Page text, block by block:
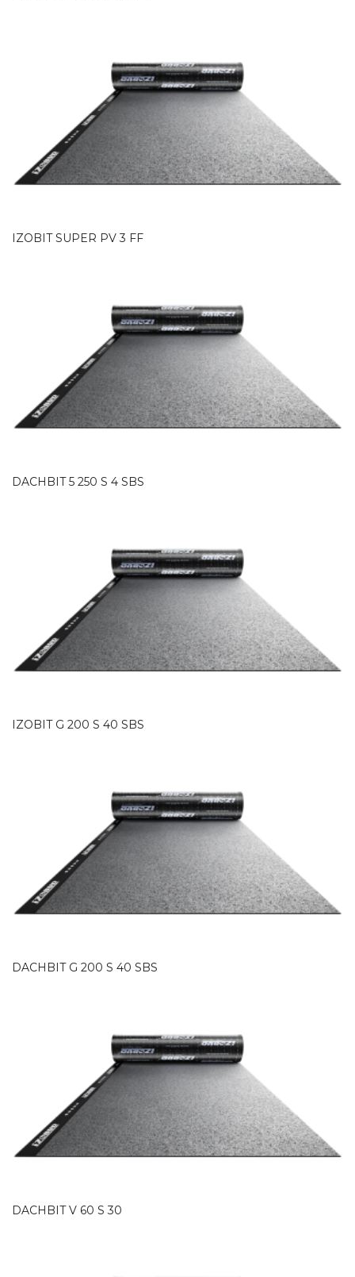
IZOBIT SUPER PV 3 FF
DACHBIT 5 250 S 4 SBS
IZOBIT G 200 S 40 SBS
DACHBIT G 200 S 40 SBS
DACHBIT V 60 S 30